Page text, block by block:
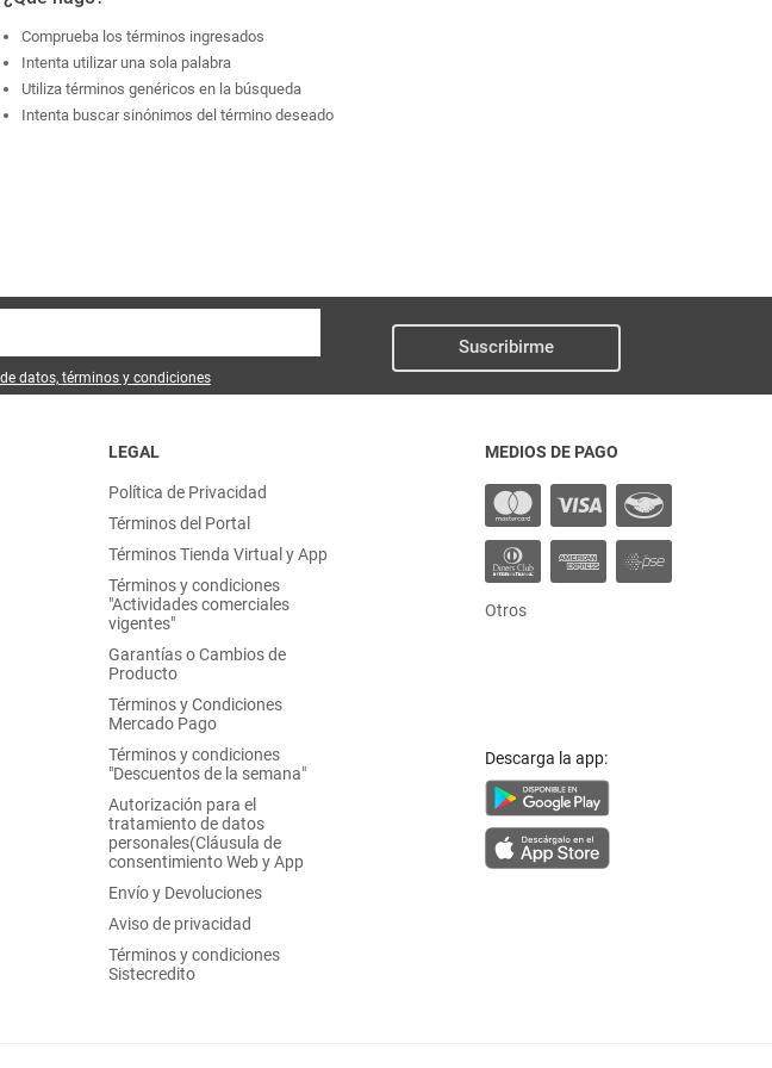
Comprueba los términos ingresados
Intenta utilizar una sola palabra
Utiliza términos genéricos en la búsqueda
Intenta buscar sinónimos del término deseado
datos, términos y condiciones
Suscribirme
LEGAL
Política de Privacidad
Términos del Portal
Términos Tienda Virtual y App
Términos y condiciones
"Actividades comerciales
vigentes"
Garantías o Cambios de
Producto
Términos y Condiciones
Mercado Pago
Términos y condiciones
"Descuentos de la semana"
Autorización para el
tratamiento de datos
personales(Cláusula de
consentimiento Web y App
Envío y Devoluciones
Aviso de privacidad
Términos y condiciones
Sistecredito
MEDIOS DE PAGO
Otros
Descarga la app: